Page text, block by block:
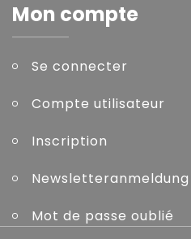
Mon compte
Se connecter
Compte utilisateur
Inscription
Newsletteranmeldung
Mot de passe oublié